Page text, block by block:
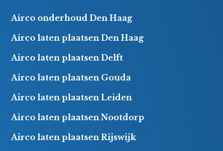
Airco onderhoud Den Haag
Airco laten plaatsen Den Haag
Airco laten plaatsen Delft
Airco laten plaatsen Gouda
Airco laten plaatsen Leiden
Airco laten plaatsen Nootdorp
Airco laten plaatsen Rijswijk